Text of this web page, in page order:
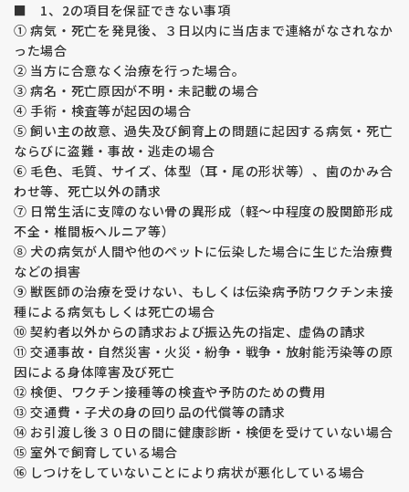
【prcd-ＰＲＡ、ＰＲＡ１、ＰＲＡ２】
福田ブリーダーの親犬たちは全頭検査済み、生まれてくる子犬
たちはprcd-ＰＲＡ、ＰＲＡ１、ＰＲＡ２を発症しない掛け合
わせで繁殖をしています。
ゴールデン・レトレバーのprcd-ＰＲＡ、ＰＲＡ１、ＰＲＡ２
（ラブラドールはprcd-ＰＲＡのみ）は遺伝病です。
ＰＲＡは進行性網膜委縮症という病気で目が見えなくなってし
まう病気です。治療方法はありません。
【運動誘発性虚脱 （EIC）】
福田ブリーダーの親犬たち（ラブラドールのみ）は全頭検査済
み、生まれてくる子犬たちはEICを発症しない掛け合わせで繁
殖をしています。
ラブラドル・レトレバーの運動誘発性虚脱（EIC）は遺伝病で
す。
激しい運動で虚脱が誘発され、四肢が硬直して動かなくなって
しまう、力が入らなくなってしまいます。運動を中止すると虚
脱から回復します。治療方法はありません。
【変性性脊髄症 （ＤＭ）】
福田ブリーダーの親犬たちは全頭検査済み、生まれてくる子犬
たちはＤＭを発症しない掛け合わせで繁殖をしています。
変性性脊髄症 （ＤＭ）は遺伝病です。
発病すると後足の自由が利かなくなり歩行が困難になります。
発病から３年程かけて進行し、後足、前足、呼吸の順に自由が
利かなくなり死亡してしまします。
■ 1、2の項目を保証できない事項
① 病気・死亡を発見後、３日以内に当店まで連絡がなされなか
った場合
② 当方に合意なく治療を行った場合。
③ 病名・死亡原因が不明・未記載の場合
④ 手術・検査等が起因の場合
⑤ 飼い主の故意、過失及び飼育上の問題に起因する病気・死亡
ならびに盗難・事故・逃走の場合
⑥ 毛色、毛質、サイズ、体型（耳・尾の形状等）、歯のかみ合
わせ等、死亡以外の請求
⑦ 日常生活に支障のない骨の異形成（軽～中程度の股関節形成
不全・椎間板ヘルニア等）
⑧ 犬の病気が人間や他のペットに伝染した場合に生じた治療費
などの損害
⑨ 獣医師の治療を受けない、もしくは伝染病予防ワクチン未接
種による病気もしくは死亡の場合
⑩ 契約者以外からの請求および振込先の指定、虚偽の請求
⑪ 交通事故・自然災害・火災・紛争・戦争・放射能汚染等の原
因による身体障害及び死亡
⑫ 検便、ワクチン接種等の検査や予防のための費用
⑬ 交通費・子犬の身の回り品の代償等の請求
⑭ お引渡し後３０日の間に健康診断・検便を受けていない場合
⑮ 室外で飼育している場合
⑯ しつけをしていないことにより病状が悪化している場合